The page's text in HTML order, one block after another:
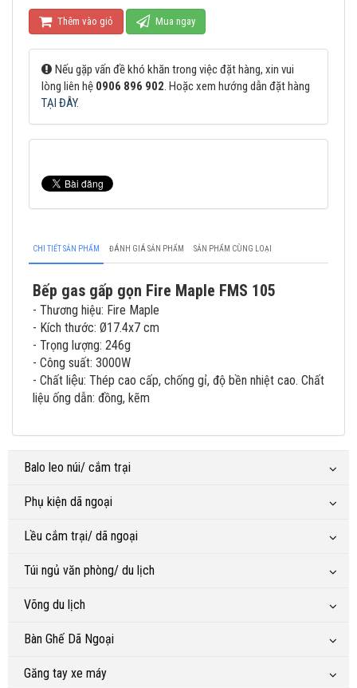
Thêm vào giỏ Mua ngay
Nếu gặp vấn đề khó khăn trong việc đặt hàng, xin vui
lòng liên hệ 0906 896 902. Hoặc xem hướng dẫn đặt hàng
TẠI ĐÂY.
CHI TIẾT SẢN PHẨM ĐÁNH GIÁ SẢN PHẨM SẢN PHẨM CÙNG LOẠI
Bếp gas gấp gọn Fire Maple FMS 105
- Thương hiệu: Fire Maple
- Kích thước: Ø17.4x7 cm
- Trọng lượng: 246g
- Công suất: 3000W
- Chất liệu: Thép cao cấp, chống gỉ, độ bền nhiệt cao. Chất
liệu ống dẫn: đồng, kẽm
Balo leo núi/ cắm trại
Phụ kiện dã ngoại
Lều cắm trại/ dã ngoại
Túi ngủ văn phòng/ du lịch
Võng du lịch
Bàn Ghế Dã Ngoại
Găng tay xe máy